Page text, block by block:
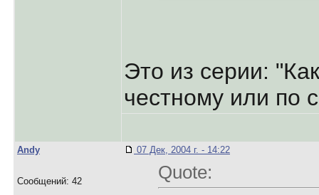
Это из серии:
честному или по
Andy
Сообщений: 42
07 Дек, 2004 г. - 14:22
Quote: